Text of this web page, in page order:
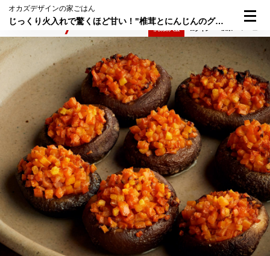
オカズデザインの家ごはん
じっくり火入れで驚くほど甘い！"椎茸とにんじんのグリル"